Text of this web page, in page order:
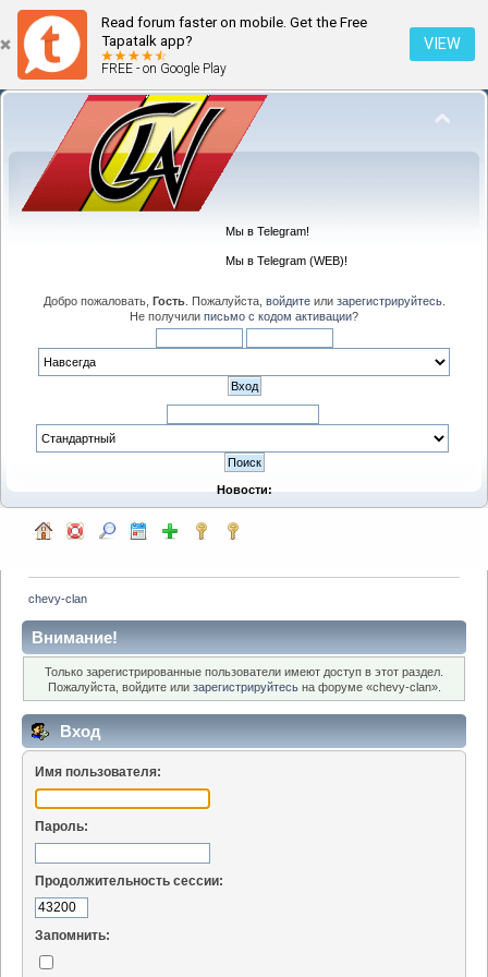
Read forum faster on mobile. Get the Free
Tapatalk app?
FREE - on Google Play
VIEW
Мы в Telegram!
Мы в Telegram (WEB)!
Добро пожаловать, Гость. Пожалуйста, войдитеили зарегистрируйтесь.
Не получили письмо с кодом активации?
Новости:
chevy-clan
Внимание!
Только зарегистрированные пользователи имеют доступ в этот раздел.
Пожалуйста, войдите или зарегистрируйтесьна форуме «chevy-clan».
Вход
Имя пользователя:
Пароль:
Продолжительность сессии:
Запомнить: